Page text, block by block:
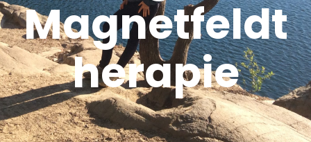
Magnetfeldt
herapie